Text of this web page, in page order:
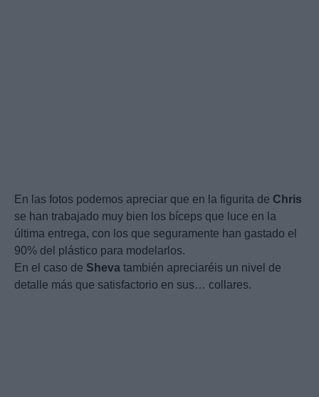
En las fotos podemos apreciar que en la figurita de Chris
se han trabajado muy bien los bíceps que luce en la
última entrega, con los que seguramente han gastado el
90% del plástico para modelarlos.
En el caso de Sheva también apreciaréis un nivel de
detalle más que satisfactorio en sus… collares.